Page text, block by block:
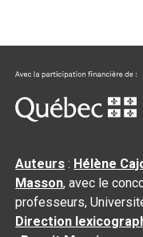
Auteurs : Hélène
Masson, avec le
professeurs,
Direction